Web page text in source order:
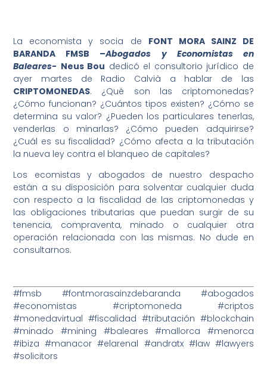
La economista y socia de FONT MORA SAINZ DE
BARANDA FMSB –Abogados y Economistas en
Baleares- Neus Bou dedicó el consultorio jurídico de
ayer martes de Radio Calvià a hablar de las
CRIPTOMONEDAS. ¿Qué son las criptomonedas?
¿Cómo funcionan? ¿Cuántos tipos existen? ¿Cómo se
determina su valor? ¿Pueden los particulares tenerlas,
venderlas o minarlas? ¿Cómo pueden adquirirse?
¿Cuál es su fiscalidad? ¿Cómo afecta a la tributación
la nueva ley contra el blanqueo de capitales?
Los ecomistas y abogados de nuestro despacho
están a su disposición para solventar cualquier duda
con respecto a la fiscalidad de las criptomonedas y
las obligaciones tributarias que puedan surgir de su
tenencia, compraventa, minado o cualquier otra
operación relacionada con las mismas. No dude en
consultarnos.
#fmsb #fontmorasainzdebaranda #abogados
#economistas #criptomoneda #criptos
#monedavirtual #fiscalidad #tributación #blockchain
#minado #mining #baleares #mallorca #menorca
#ibiza #manacor #elarenal #andratx #law #lawyers
#solicitors